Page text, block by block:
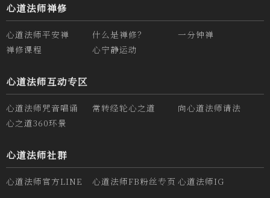
心道法师禅修
心道法师平安禅 什么是禅修？
一分钟禅
禅修课程
心宁静运动
心道法师互动专区
心道法师咒音唱诵 常转经轮心之道
向心道法师请法
心之道360环景
心道法师社群
心道法师官方LINE 心道法师FB粉丝专页 心道法师IG